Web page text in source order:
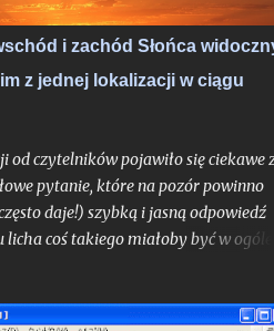
lubianego przez amatorów
których tylko w jedną noc
ludzi zobaczy przez całe życie.
głównym warunkiem: jeśli
nas wakacje...
i zachód Słońca
z jednej lokalizacji w ciągu
od czytelników pojawiło się ciekawe
pytanie, które na pozór powinno
daje!) szybką i jasną odpowiedź
coś takiego miałoby być w ogóle
jeszcze szerzej w ramach całego